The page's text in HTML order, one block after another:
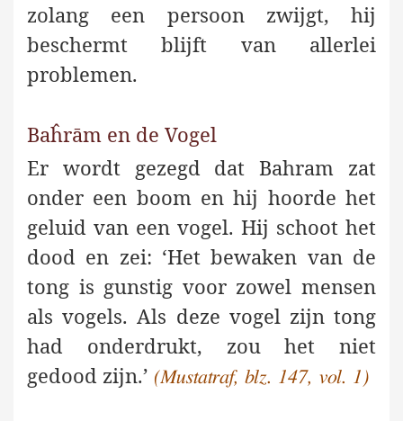
zolang een persoon zwijgt, hij
beschermt blijft van allerlei
problemen.
Baĥrām en de Vogel
Er wordt gezegd dat Bahram zat
onder een boom en hij hoorde het
geluid van een vogel. Hij schoot het
dood en zei: ‘Het bewaken van de
tong is gunstig voor zowel mensen
als vogels. Als deze vogel zijn tong
had onderdrukt, zou het niet
gedood zijn.’ (Mustatraf, blz. 147, vol. 1)